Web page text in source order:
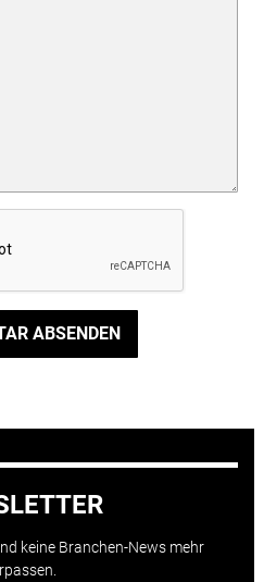
ABSENDEN
keine Branchen-News mehr